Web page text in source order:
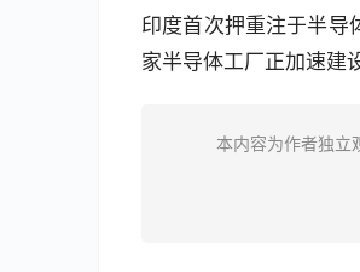
印度首次押重注于半导
家半导体工厂正加速建
本内容为作者独立